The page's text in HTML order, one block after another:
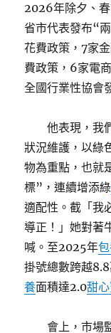
2026年除夕、
省市代表發布“
花費政策，7家
費政策，6家電
全國行業性協會
他表現，我
狀況維護，以綠
物為重點，也就
標”，連續增添綠
適配性。截「我
導正！」她對著
喊。至2025年
掛號總數跨越
養面積達2.0甜
會上，市場